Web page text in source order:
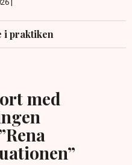
|
i praktiken
med